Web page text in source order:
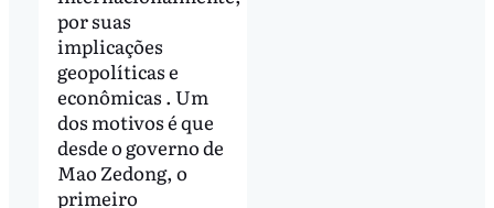
por suas
implicações
geopolíticas e
econômicas . Um
dos motivos é que
desde o governo de
Mao Zedong, o
primeiro